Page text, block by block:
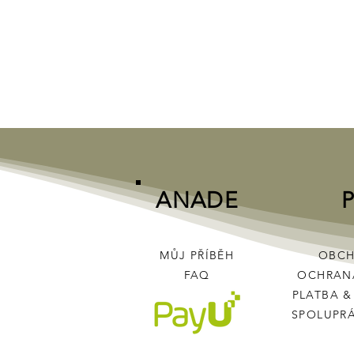
ANADE
MŮJ PŘÍBĚH
FAQ
PLATBA